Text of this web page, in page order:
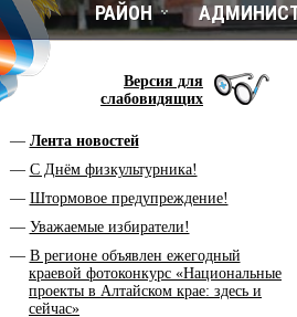
РАЙОН
Версия для
слабовидящих
Лента новостей
С Днём физкультурника!
Штормовое предупреждение!
Уважаемые избиратели!
В регионе объявлен ежегодный
краевой фотоконкурс «Национальные
проекты в Алтайском крае: здесь и
сейчас»